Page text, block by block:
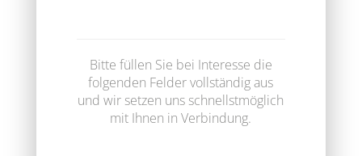
Bitte füllen Sie bei Interesse die
folgenden Felder vollständig aus
und wir setzen uns schnellstmöglich
mit Ihnen in Verbindung.